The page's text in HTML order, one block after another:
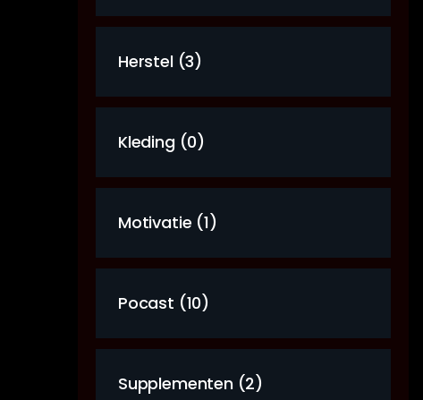
Herstel (3)
Kleding (0)
Motivatie (1)
Pocast (10)
Supplementen (2)